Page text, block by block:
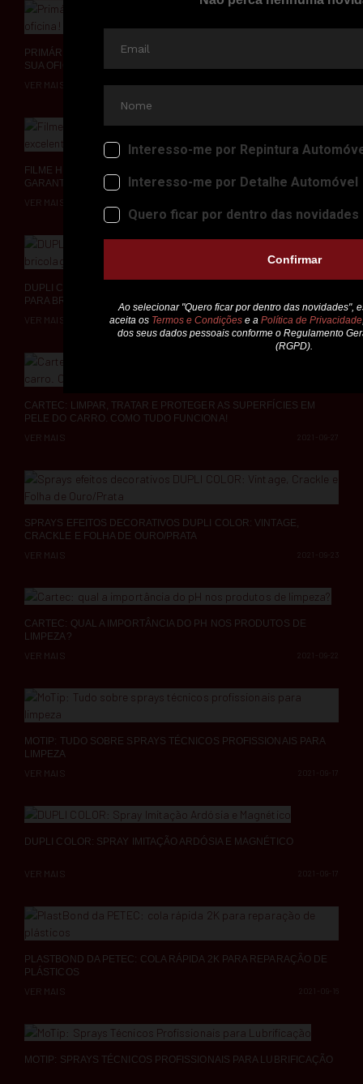
PRIMÁRIO ALL IN ONE DA CHAMÄLEON: SIMPLIQUE A ROTINA DA
SUA OFICINA!
2021-12-09
VER MAIS
FILME HDPE DE COBERTURA AUTO Q1: COMO É FEITO PARA
GARANTIR EXCELENTES RESULTADOS
VER MAIS
DUPLI COLOR: TUDO SOBRE SPRAYS ALTAS TEMPERATURAS
PARA BRICOLAGE
2021-09-30
VER MAIS
CARTEC: LIMPAR, TRATAR E PROTEGER AS SUPERFÍCIES EM
PELE DO CARRO. COMO TUDO FUNCIONA!
2021-09-27
VER MAIS
SPRAYS EFEITOS DECORATIVOS DUPLI COLOR: VINTAGE,
CRACKLE E FOLHA DE OURO/PRATA
VER MAIS
CARTEC: QUAL A IMPORTÂNCIA DO PH NOS PRODUTOS DE
LIMPEZA?
VER MAIS
MOTIP: TUDO SOBRE SPRAYS TÉCNICOS PROFISSIONAIS PARA
LIMPEZA
2021-09-17
VER MAIS
DUPLI COLOR: SPRAY IMITAÇÃO ARDÓSIA E MAGNÉTICO
2021-09-17
VER MAIS
PLASTBOND DA PETEC: COLA RÁPIDA 2K PARA REPARAÇÃO DE
PLÁSTICOS
VER MAIS
MOTIP: SPRAYS TÉCNICOS PROFISSIONAIS PARA LUBRIFICAÇÃO